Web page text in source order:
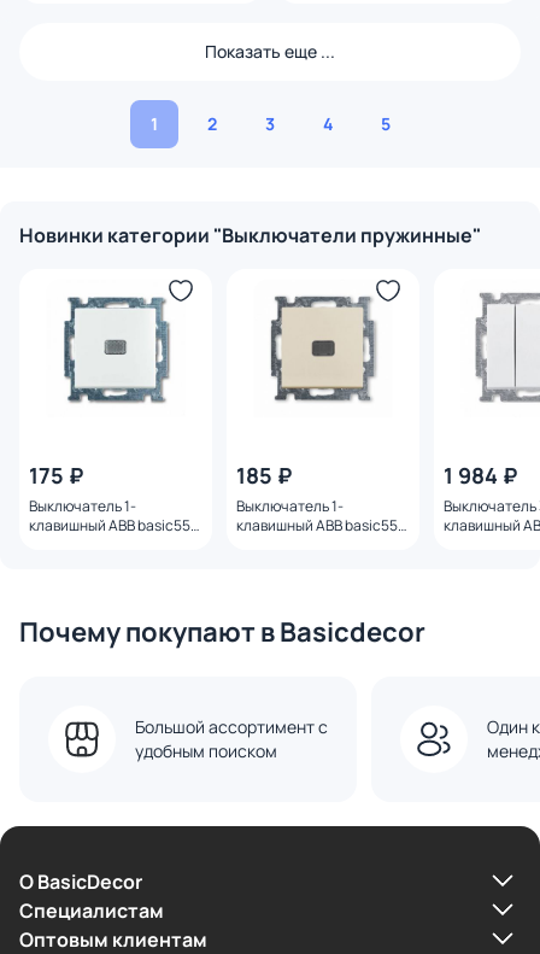
Показать еще ...
1 2 3 4 5
Новинки категории "Выключатели пружинные"
175 ₽
Выключатель 1-
клавишный ABB basic55
185 ₽
Выключатель 1-
клавишный ABB basic55
1 984 ₽
Выключатель
клавишный
Почему покупают в Basicdecor
Большой ассортимент с
удобным поиском
Один
О BasicDecor
Cпециалистам
Оптовым клиентам